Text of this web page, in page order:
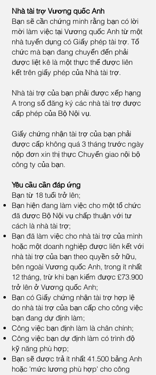
Nhà tài trợ Vương quốc Anh
Bạn sẽ cần chứng minh rằng bạn có lời
mời làm việc tại Vương quốc Anh từ một
nhà tuyển dụng có Giấy phép tài trợ. Tổ
chức mà bạn đang chuyển đến phải
được liệt kê là một thực thể được liên
kết trên giấy phép của Nhà tài trợ.
Nhà tài trợ của bạn phải được xếp hạng
A trong sổ đăng ký các nhà tài trợ được
cấp phép của Bộ Nội vụ.
Giấy chứng nhận tài trợ của bạn phải
được cấp không quá 3 tháng trước ngày
nộp đơn xin thị thực Chuyển giao nội bộ
công ty của bạn.
Yêu cầu cần đáp ứng
Bạn từ 18 tuổi trở lên;
Bạn hiện đang làm việc cho một tổ chức
đã được Bộ Nội vụ chấp thuận với tư
cách là nhà tài trợ;
Bạn đã làm việc cho nhà tài trợ của mình
hoặc một doanh nghiệp được liên kết với
nhà tài trợ của bạn theo quyền sở hữu,
bên ngoài Vương quốc Anh, trong ít nhất
12 tháng, trừ khi bạn kiếm được £73.900
trở lên ở Vương quốc Anh;
Bạn có Giấy chứng nhận tài trợ hợp lệ
do nhà tài trợ của bạn cấp cho công việc
bạn đang dự định làm;
Công việc bạn định làm là chân chính;
Công việc bạn dự định làm có trình độ
kỹ năng phù hợp;
Bạn sẽ được trả ít nhất 41.500 bảng Anh
hoặc 'mức lương phù hợp' cho công